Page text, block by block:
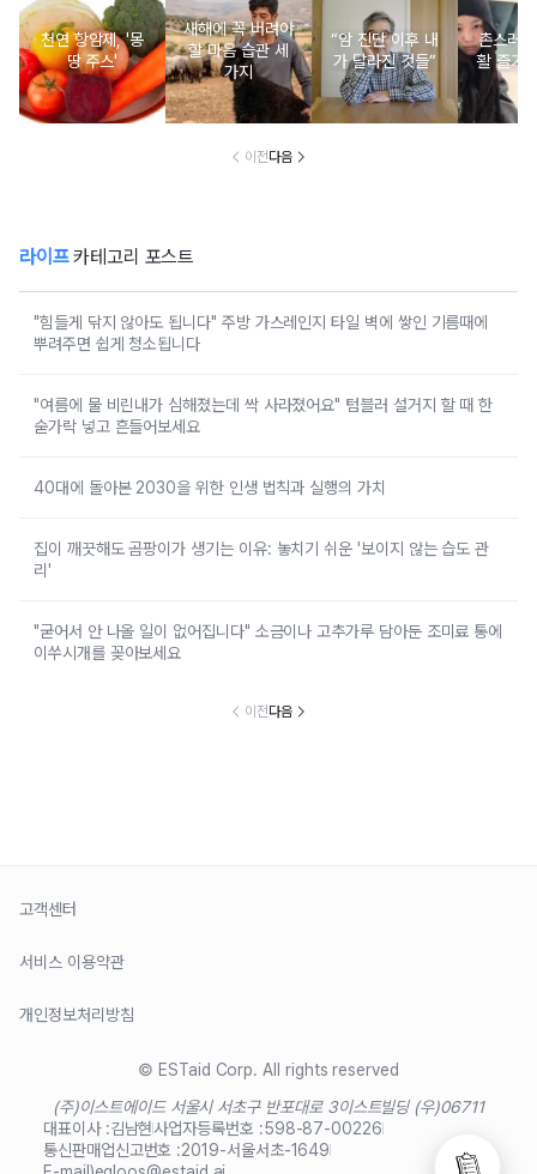
천연 항암제, '몽
땅 주스'
새해에 꼭 버려야
할 마음 습관 세
가지
“암 진단 이후 내
가 달라진 것들”
촌스러
활 즐기
이전다음
라이프카테고리 포스트
"힘들게 닦지 않아도 됩니다" 주방 가스레인지 타일 벽에 쌓인 기름때에
뿌려주면 쉽게 청소됩니다
"여름에 물 비린내가 심해졌는데 싹 사라졌어요" 텀블러 설거지 할 때 한
숟가락 넣고 흔들어보세요
40대에 돌아본 2030을 위한 인생 법칙과 실행의 가치
집이 깨끗해도 곰팡이가 생기는 이유: 놓치기 쉬운 '보이지 않는 습도 관
리'
"굳어서 안 나올 일이 없어집니다" 소금이나 고추가루 담아둔 조미료 통에
이쑤시개를 꽂아보세요
이전다음
고객센터
서비스 이용약관
개인정보처리방침
© ESTaid Corp. All rights reserved
(주)이스트에이드 서울시 서초구 반포대로 3이스트빌딩 (우)06711
대표이사 :김남현사업자등록번호 :598-87-00226
통신판매업신고번호 :2019-서울서초-1649